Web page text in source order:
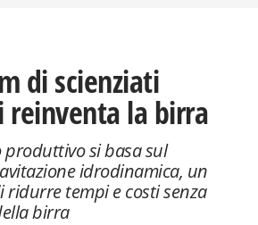
di scienziati
la birra
produttivo si basa sul
idrodinamica, un
ridurre tempi e costi senza
birra